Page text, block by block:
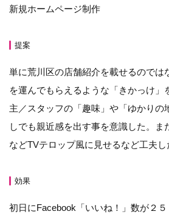
新規ホームページ制作
提案
単に荒川区の店舗紹介を載せるのでは
を運んでもらえるような「きかっけ」
主／スタッフの「趣味」や「ゆかりの
しでも親近感を出す事を意識した。ま
などTVテロップ風に見せるなど工夫し
効果
初日にFacebook「いいね！」数が２